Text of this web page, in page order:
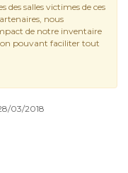
des salles victimes de ces
nous
de notre inventaire
pouvant faciliter tout
03/2018